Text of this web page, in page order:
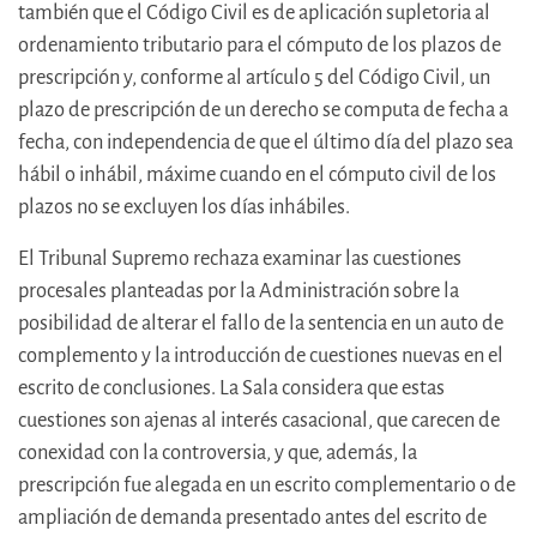
también que el Código Civil es de aplicación supletoria al
ordenamiento tributario para el cómputo de los plazos de
prescripción y, conforme al artículo 5 del Código Civil, un
plazo de prescripción de un derecho se computa de fecha a
fecha, con independencia de que el último día del plazo sea
hábil o inhábil, máxime cuando en el cómputo civil de los
plazos no se excluyen los días inhábiles.
El Tribunal Supremo rechaza examinar las cuestiones
procesales planteadas por la Administración sobre la
posibilidad de alterar el fallo de la sentencia en un auto de
complemento y la introducción de cuestiones nuevas en el
escrito de conclusiones. La Sala considera que estas
cuestiones son ajenas al interés casacional, que carecen de
conexidad con la controversia, y que, además, la
prescripción fue alegada en un escrito complementario o de
ampliación de demanda presentado antes del escrito de